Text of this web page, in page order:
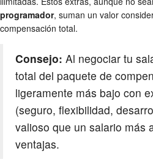
programador, suman un valor
compensación total.
Consejo: Al negociar tu
total del paquete de
ligeramente más bajo con
(seguro, flexibilidad,
valioso que un salario más
ventajas.